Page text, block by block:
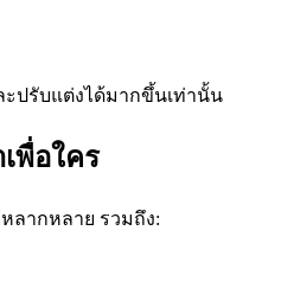
ะปรับแต่งได้มากขึ้นเท่านั้น
พื่อใคร
หลากหลาย รวมถึง: